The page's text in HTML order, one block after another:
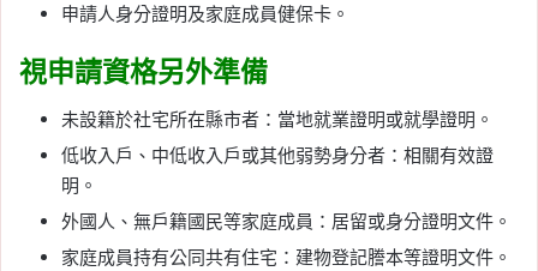
申請人身分證明及家庭成員健保卡。
視申請資格另外準備
未設籍於社宅所在縣市者：當地就業證明或就學證明。
低收入戶、中低收入戶或其他弱勢身分者：相關有效證
明。
外國人、無戶籍國民等家庭成員：居留或身分證明文件。
家庭成員持有公同共有住宅：建物登記謄本等證明文件。